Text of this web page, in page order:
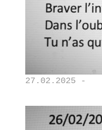
27.02.2025 -